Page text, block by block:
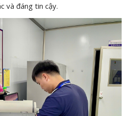
và đáng tin cậy.